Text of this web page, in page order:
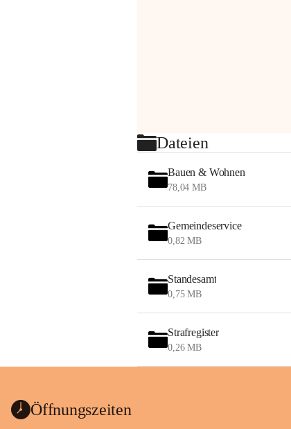
Dateien
Bauen & Wohnen
78,04 MB
Gemeindeservice
0,82 MB
Standesamt
0,75 MB
Strafregister
0,26 MB
Öffnungszeiten